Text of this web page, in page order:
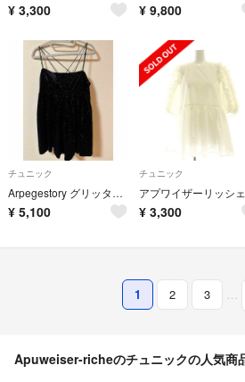
¥ 3,300 ¥ 9,800
チュニック
Arpegestory グリッタードッドベロアキャミチュニック
¥ 5,100
チュニック
¥ 3,300
1 2 3 …
Apuweiser-richeのチュニックの人気商